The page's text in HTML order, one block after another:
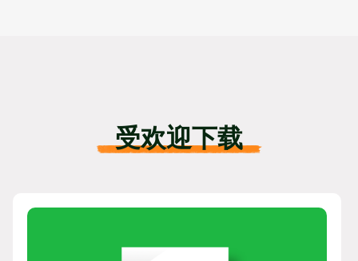
受欢迎下载